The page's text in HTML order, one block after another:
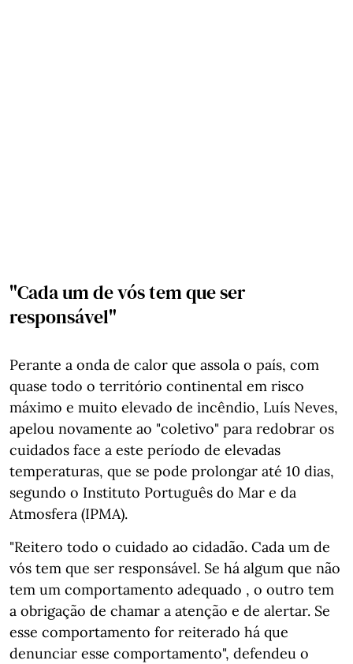
"Cada um de vós tem que ser
responsável"
Perante a onda de calor que assola o país, com
quase todo o território continental em risco
máximo e muito elevado de incêndio, Luís Neves,
apelou novamente ao "coletivo" para redobrar os
cuidados face a este período de elevadas
temperaturas, que se pode prolongar até 10 dias,
segundo o Instituto Português do Mar e da
Atmosfera (IPMA).
"Reitero todo o cuidado ao cidadão. Cada um de
vós tem que ser responsável. Se há algum que não
tem um comportamento adequado , o outro tem
a obrigação de chamar a atenção e de alertar. Se
esse comportamento for reiterado há que
denunciar esse comportamento", defendeu o